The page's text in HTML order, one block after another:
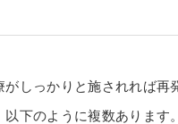
しっかりと施されれば
下のように複数あります。